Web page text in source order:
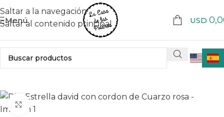
Saltar a la navegación
Saltar al contenido principal
Menú USD
Haga clic para ampliar